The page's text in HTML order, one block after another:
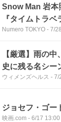
Snow Man 岩本
『タイムトラベ
Numero TOKYO - 7/
【厳選】雨の
史に残る名シー
ウィメンズヘルス - 7/
ジョセフ・ゴー
映画.com - 6/17 13:00